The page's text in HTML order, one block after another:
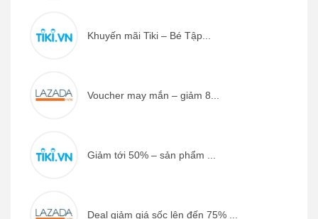
Khuyến mãi Tiki – Bé Tập...
Voucher may mắn – giảm 8...
Giảm tới 50% – sản phẩm ...
Deal giảm giá sốc lên đến 75% ...